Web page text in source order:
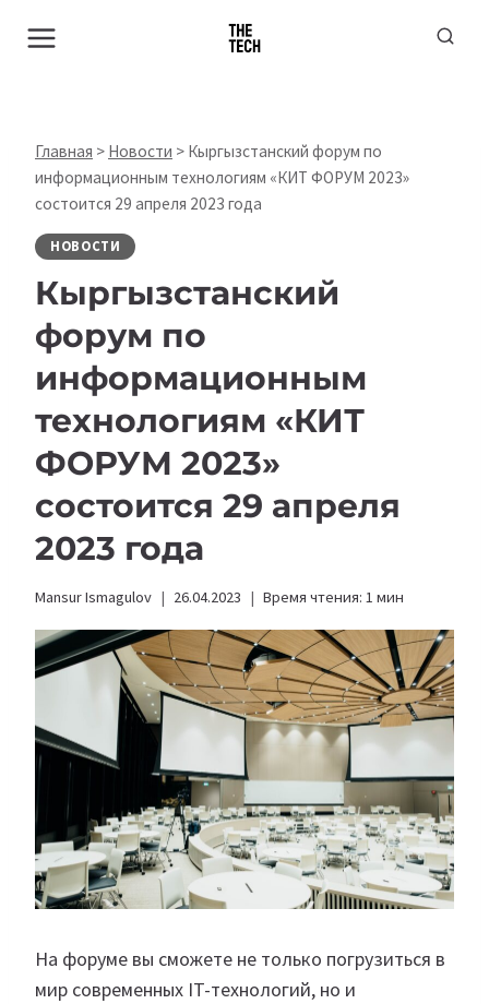
Главная > Новости > Кыргызстанский форум по
информационным технологиям «КИТ ФОРУМ 2023»
состоится 29 апреля 2023 года
НОВОСТИ
Кыргызстанский
форум по
информационным
технологиям «КИТ
ФОРУМ 2023»
состоится 29 апреля
2023 года
Mansur Ismagulov 26.04.2023 Время чтения: 1 мин
На форуме вы сможете не только погрузиться в
мир современных IT-технологий, но и